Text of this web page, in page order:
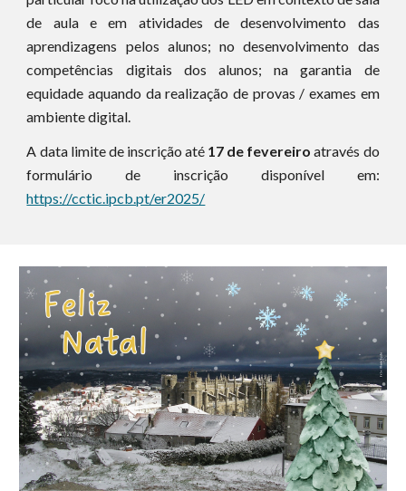
de aula e em atividades de desenvolvimento das
aprendizagens pelos alunos; no desenvolvimento das
competências digitais dos alunos; na garantia de
equidade aquando da realização de provas / exames em
ambiente digital.
A data limite de inscrição até 17 de fevereiroatravés do
formulário de inscrição disponível em:
https://cctic.ipcb.pt/er2025/